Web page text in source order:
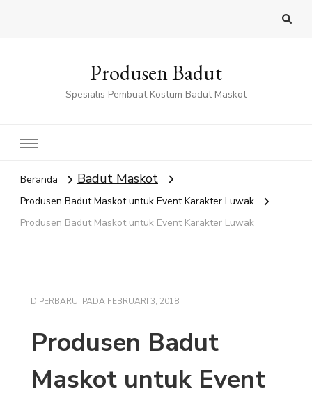
Produsen Badut
Spesialis Pembuat Kostum Badut Maskot
Beranda Badut Maskot
Produsen Badut Maskot untuk Event Karakter Luwak
Produsen Badut Maskot untuk Event Karakter Luwak
DIPERBARUI PADA FEBRUARI 3, 2018
Produsen Badut
Maskot untuk Event